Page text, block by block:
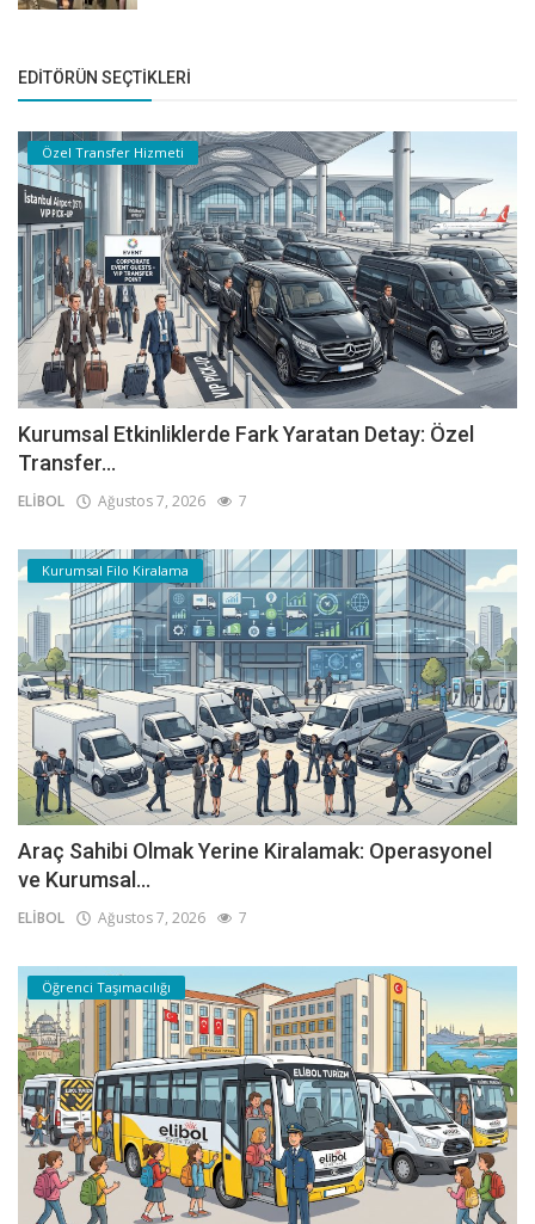
EDITÖRÜN SEÇTIKLERI
Özel Transfer Hizmeti
Kurumsal Etkinliklerde Fark Yaratan Detay: Özel
Transfer...
ELİBOL Ağustos 7, 2026 7
Kurumsal Filo Kiralama
Araç Sahibi Olmak Yerine Kiralamak: Operasyonel
ve Kurumsal...
ELİBOL Ağustos 7, 2026 7
Öğrenci Taşımacılığı